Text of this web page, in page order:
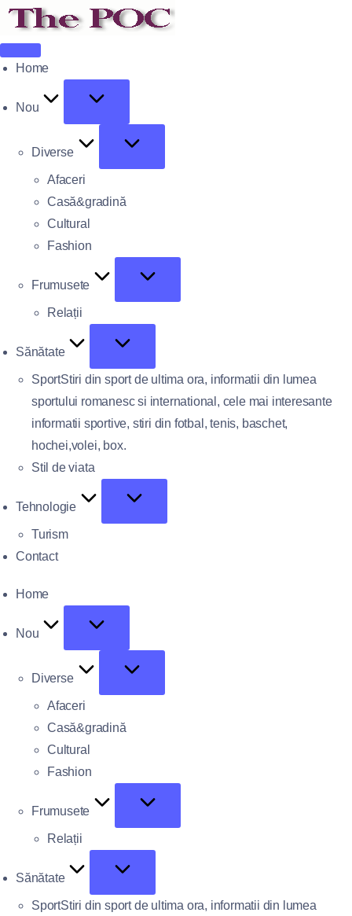
Home
Nou
Diverse
Afaceri
Casă&gradină
Cultural
Fashion
Frumusete
Relații
Sănătate
SportStiri din sport de ultima ora, informatii din lumea
sportului romanesc si international, cele mai interesante
informatii sportive, stiri din fotbal, tenis, baschet,
hochei,volei, box.
Stil de viata
Tehnologie
Turism
Contact
Home
Nou
Diverse
Afaceri
Casă&gradină
Cultural
Fashion
Frumusete
Relații
Sănătate
SportStiri din sport de ultima ora, informatii din lumea